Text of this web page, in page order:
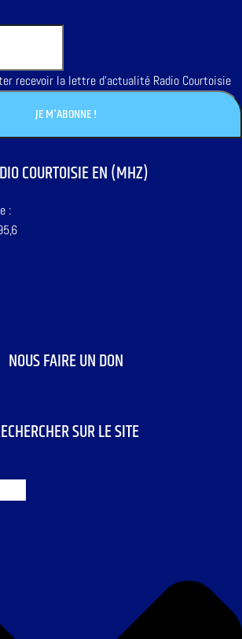
recevoir la lettre d'actualité Radio Courtoisie
COURTOISIE EN (MHZ)
:
NOUS FAIRE UN DON
SUR LE SITE